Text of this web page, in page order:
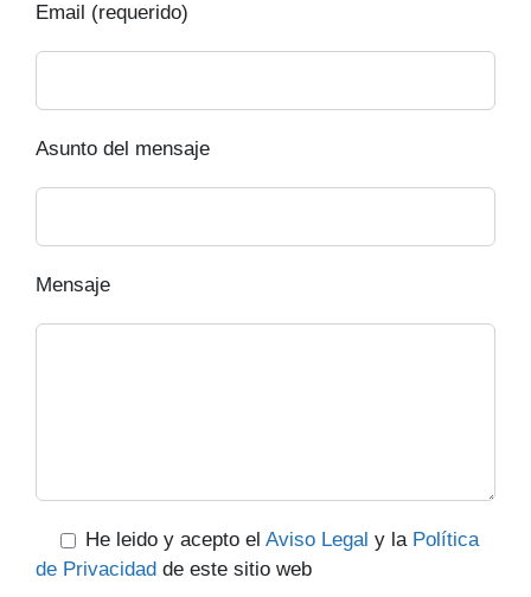
Email (requerido)
Asunto del mensaje
Mensaje
He leido y acepto el Aviso Legal y la Política
de Privacidad de este sitio web